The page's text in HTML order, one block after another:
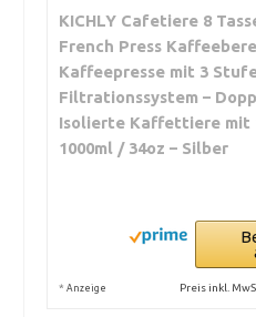
KICHLY Cafetiere 8
French Press
Kaffeepresse mit 3
Filtrationssystem –
Isolierte Kaffettiere mit
1000ml / 34oz – Silber
* Anzeige Preis inkl.